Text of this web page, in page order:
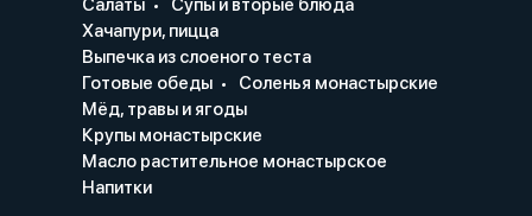
Салаты
Супы и вторые блюда
Хачапури, пицца
Выпечка из слоеного теста
Готовые обеды
Соленья монастырские
Мёд, травы и ягоды
Крупы монастырские
Масло растительное монастырское
Напитки